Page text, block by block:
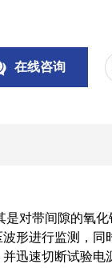
在线咨询
对带间隙的氧
形进行监测，
迅速切断试验